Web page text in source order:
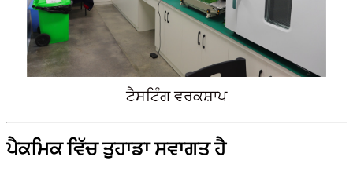
ਟੈਸਟਿੰਗ ਵਰਕਸ਼ਾਪ
ਪੈਕਮਿਕ ਵਿੱਚ ਤੁਹਾਡਾ ਸਵਾਗਤ ਹੈ